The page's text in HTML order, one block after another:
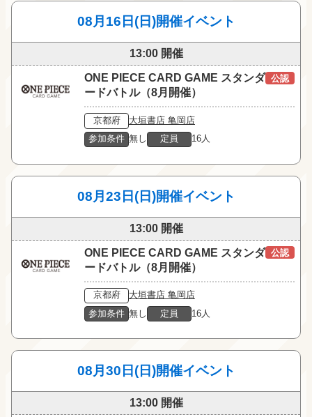
08月16日(日)開催イベント
13:00 開催
ONE PIECE CARD GAME スタンダ
ードバトル（8月開催）
公認
京都府
大垣書店 亀岡店
参加条件 無し 定員 16人
08月23日(日)開催イベント
13:00 開催
ONE PIECE CARD GAME スタンダ
ードバトル（8月開催）
公認
京都府
大垣書店 亀岡店
参加条件 無し 定員 16人
08月30日(日)開催イベント
13:00 開催